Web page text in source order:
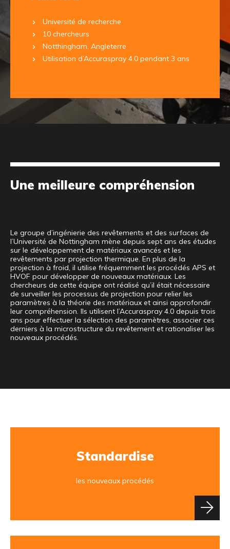
Université de recherche
10 chercheurs
Notthingham, Angleterre
Utilisation d’Accuraspray 4.0 pendant 3 ans
Une meilleure compréhension
Le groupe d’ingénierie des revêtements et des surfaces de
l’Université de Nottingham mène depuis sept ans des études
sur le développement de matériaux avancés et les
revêtements par projection thermique. En plus de la
projection à froid, il utilise fréquemment les procédés APS et
HVOF pour développer de nouveaux matériaux. Les
chercheurs de cette équipe ont réalisé qu’il était nécessaire
de surveiller les processus de projection pour relier les
paramètres à la théorie des matériaux et ainsi approfondir
leur compréhension. Ils utilisent l’Accuraspray 4.0 depuis trois
ans pour effectuer la sélection des paramètres, associer ces
derniers à la microstructure du revêtement et rationaliser les
nouveaux procédés.
Standardise
les nouveaux procédés